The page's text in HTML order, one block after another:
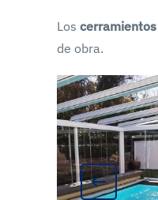
Los
de obra.